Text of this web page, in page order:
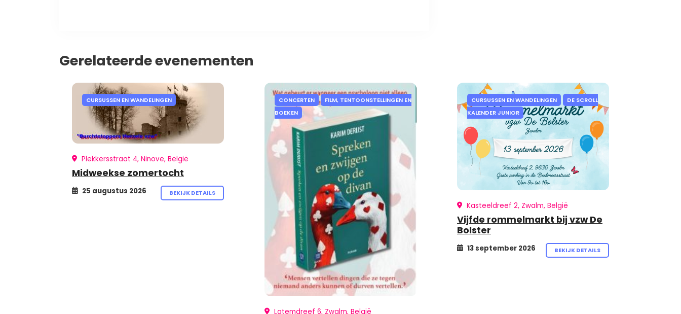
Gerelateerde evenementen
CURSUSSEN EN WANDELINGEN
Plekkersstraat 4, Ninove, België
Midweekse zomertocht
25 augustus 2026 BEKIJK DETAILS
CONCERTEN
FILM, TENTOONSTELLINGEN EN
BOEKEN
Latemdreef 6, Zwalm, België
CURSUSSEN EN WANDELINGEN
DE SCROLL
KALENDER JUNIOR
Kasteeldreef 2, Zwalm, België
Vijfde rommelmarkt bij vzw De
Bolster
13 september 2026 BEKIJK DETAILS